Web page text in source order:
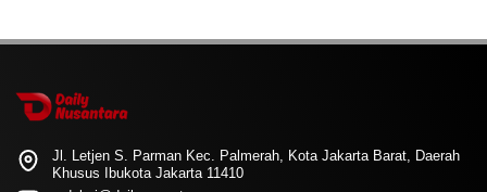
Jl. Letjen S. Parman Kec. Palmerah, Kota Jakarta Barat, Daerah
Khusus Ibukota Jakarta 11410